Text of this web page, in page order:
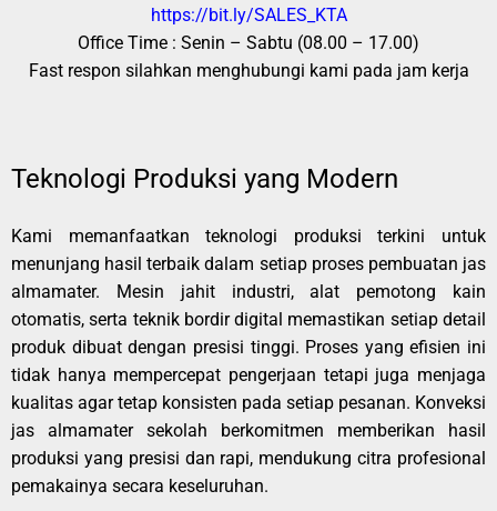
https://bit.ly/SALES_KTA
Office Time : Senin – Sabtu (08.00 – 17.00)
Fast respon silahkan menghubungi kami pada jam kerja
Teknologi Produksi yang Modern
Kami memanfaatkan teknologi produksi terkini untuk
menunjang hasil terbaik dalam setiap proses pembuatan jas
almamater. Mesin jahit industri, alat pemotong kain
otomatis, serta teknik bordir digital memastikan setiap detail
produk dibuat dengan presisi tinggi. Proses yang efisien ini
tidak hanya mempercepat pengerjaan tetapi juga menjaga
kualitas agar tetap konsisten pada setiap pesanan. Konveksi
jas almamater sekolah berkomitmen memberikan hasil
produksi yang presisi dan rapi, mendukung citra profesional
pemakainya secara keseluruhan.